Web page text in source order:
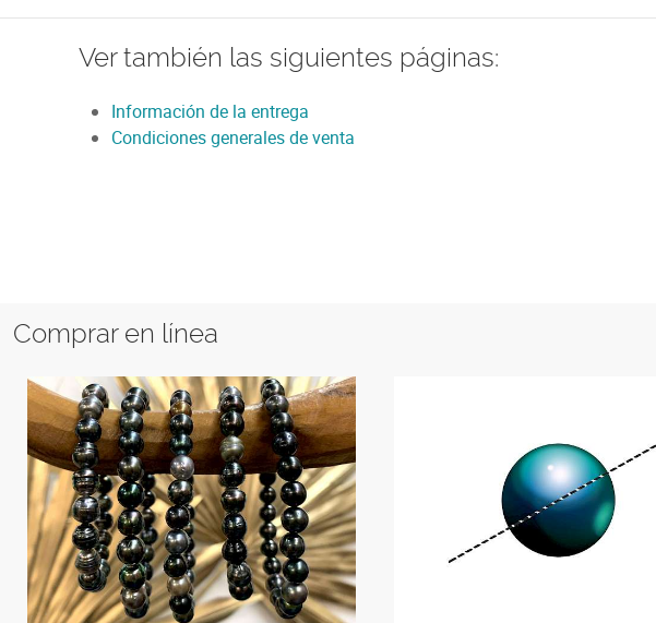
Ver también las siguientes páginas:
Información de la entrega
Condiciones generales de venta
Comprar en línea